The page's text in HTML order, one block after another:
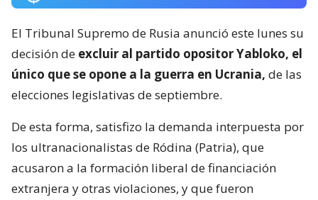
El Tribunal Supremo de Rusia anunció este lunes su
decisión de excluir al partido opositor Yabloko, el
único que se opone a la guerra en Ucrania, de las
elecciones legislativas de septiembre.
De esta forma, satisfizo la demanda interpuesta por
los ultranacionalistas de Ródina (Patria), que
acusaron a la formación liberal de financiación
extranjera y otras violaciones, y que fueron